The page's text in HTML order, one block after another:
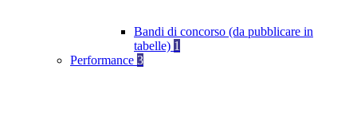
Bandi di concorso (da pubblicare in
tabelle) 1
Performance 3